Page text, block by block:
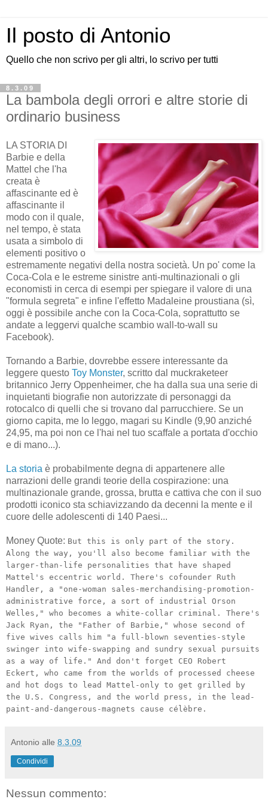
Il posto di Antonio
Quello che non scrivo per gli altri, lo scrivo per tutti
8.3.09
La bambola degli orrori e altre storie di
ordinario business
LA STORIA DI
Barbie e della
Mattel che l'ha
creata è
affascinante ed è
affascinante il
modo con il quale,
nel tempo, è stata
usata a simbolo di
elementi positivo o
estremamente negativi della nostra società. Un po' come la
Coca-Cola e le estreme sinistre anti-multinazionali o gli
economisti in cerca di esempi per spiegare il valore di una
"formula segreta" e infine l'effetto Madaleine proustiana (sì,
oggi è possibile anche con la Coca-Cola, soprattutto se
andate a leggervi qualche scambio wall-to-wall su
Facebook).
Tornando a Barbie, dovrebbe essere interessante da
leggere questo Toy Monster, scritto dal muckraketeer
britannico Jerry Oppenheimer, che ha dalla sua una serie di
inquietanti biografie non autorizzate di personaggi da
rotocalco di quelli che si trovano dal parrucchiere. Se un
giorno capita, me lo leggo, magari su Kindle (9,90 anziché
24,95, ma poi non ce l'hai nel tuo scaffale a portata d'occhio
e di mano...).
La storia è probabilmente degna di appartenere alle
narrazioni delle grandi teorie della cospirazione: una
multinazionale grande, grossa, brutta e cattiva che con il suo
prodotti iconico sta schiavizzando da decenni la mente e il
cuore delle adolescenti di 140 Paesi...
Money Quote: But this is only part of the story.
Along the way, you'll also become familiar with the
larger-than-life personalities that have shaped
Mattel's eccentric world. There's cofounder Ruth
Handler, a "one-woman sales-merchandising-promotion-
administrative force, a sort of industrial Orson
Welles," who becomes a white-collar criminal. There's
Jack Ryan, the "Father of Barbie," whose second of
five wives calls him "a full-blown seventies-style
swinger into wife-swapping and sundry sexual pursuits
as a way of life." And don't forget CEO Robert
Eckert, who came from the worlds of processed cheese
and hot dogs to lead Mattel-only to get grilled by
the U.S. Congress, and the world press, in the lead-
paint-and-dangerous-magnets cause célèbre.
Antonio alle 8.3.09
Condividi
Nessun commento: